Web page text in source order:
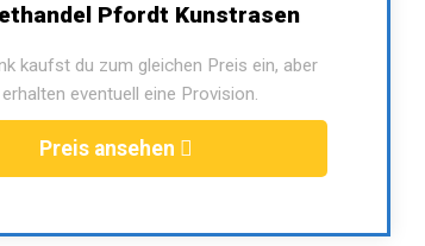
Pfordt Kunstrasen
kaufst du zum gleichen Preis ein, aber
eventuell eine Provision.
Preis ansehen